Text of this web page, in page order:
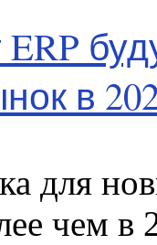
в
для
чем в